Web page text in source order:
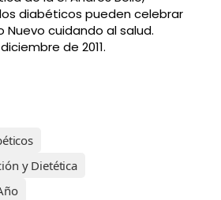
diabéticos pueden celebrar
Nuevo cuidando al salud.
de 2011.
y Dietética